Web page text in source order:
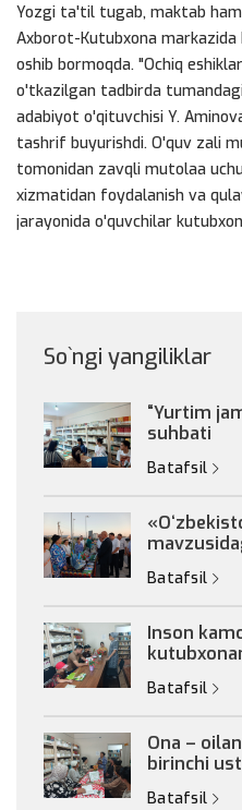
Yozgi ta'til tugab, maktab
Axborot-Kutubxona
oshib bormoqda. "Ochiq
o'tkazilgan tadbirda
adabiyot o'qituvchisi Y.
tashrif buyurishdi. O'quv zali
tomonidan zavqli mutolaa
xizmatidan foydalanish va
jarayonida o'quvchilar
So`ngi yangiliklar
“Yurtim
suhbati
Batafsil
Batafsil
Inson
Batafsil
Ona –
birinchi
Batafsil